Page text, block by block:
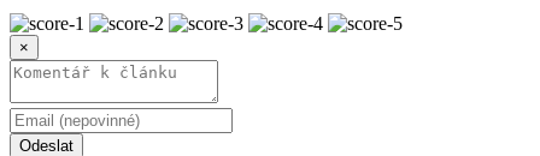
×
Odeslat